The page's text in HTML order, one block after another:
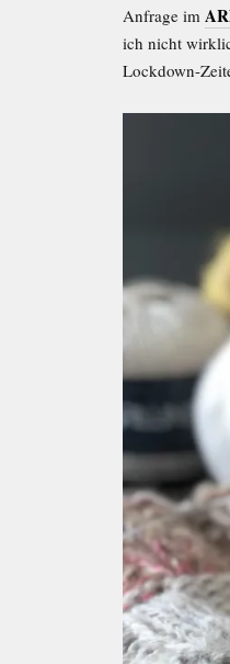
Anfrage im
ich nicht
Lockdown-